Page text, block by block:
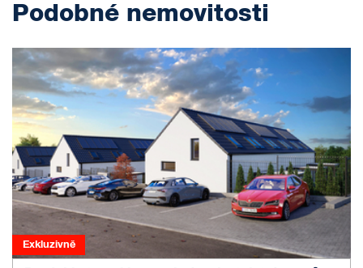
Podobné nemovitosti
Exkluzivně